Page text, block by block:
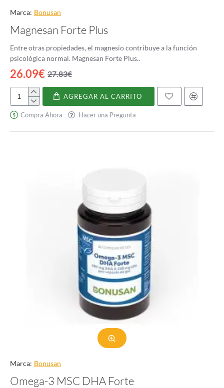
Marca: Bonusan
Magnesan Forte Plus
Entre otras propiedades, el magnesio contribuye a la función
psicológica normal. Magnesan Forte Plus..
26.09€ 27.83€
Magnesan
Forte
Plus
AGREGAR AL CARRITO
Compra Ahora Hacer una Pregunta
Marca: Bonusan
Omega-3 MSC DHA Forte